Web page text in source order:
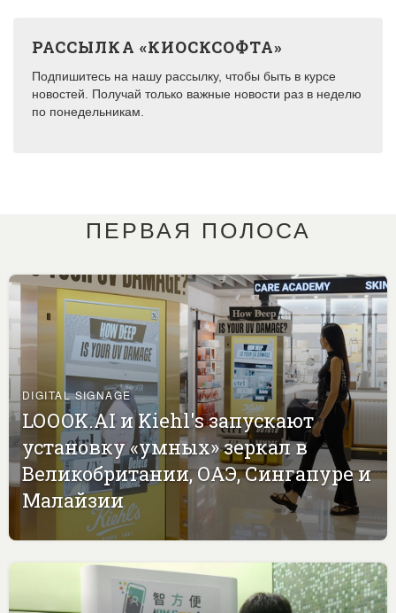
РАССЫЛКА «КИОСКСОФТА»
Подпишитесь на нашу рассылку, чтобы быть в курсе
новостей. Получай только важные новости раз в неделю
по понедельникам.
ПЕРВАЯ ПОЛОСА
DIGITAL SIGNAGE
LOOOK.AI и Kiehl's запускают
установку «умных» зеркал в
Великобритании, ОАЭ, Сингапуре и
Малайзии